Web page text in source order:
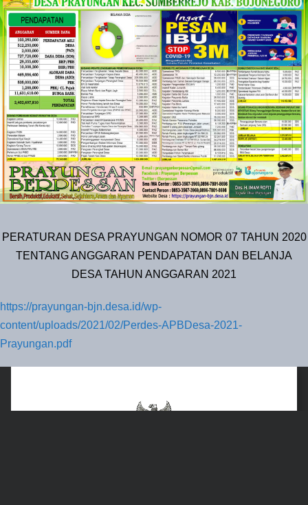
PERATURAN DESA PRAYUNGAN NOMOR 07 TAHUN 2020
TENTANG ANGGARAN PENDAPATAN DAN BELANJA
DESA TAHUN ANGGARAN 2021
https://prayungan-bjn.desa.id/wp-
content/uploads/2021/02/Perdes-APBDesa-2021-
Prayungan.pdf